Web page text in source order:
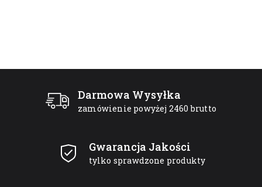
Darmowa Wysyłka
zamówienie powyżej 2460 brutto
Gwarancja Jakości
tylko sprawdzone produkty